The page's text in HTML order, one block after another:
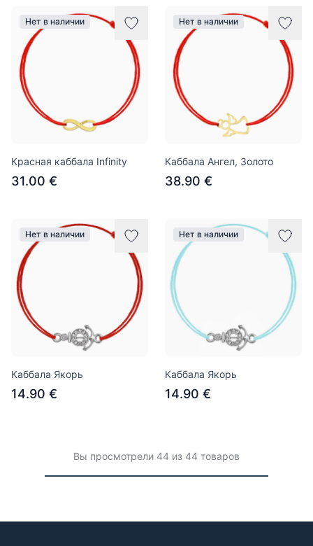
Нет в наличии
Красная каббала Infinity
31.00 €
Нет в наличии
Каббала Ангел, Золото
38.90 €
Нет в наличии
Каббала Якорь
14.90 €
Нет в наличии
Каббала Якорь
14.90 €
Вы просмотрели 44 из 44 товаров